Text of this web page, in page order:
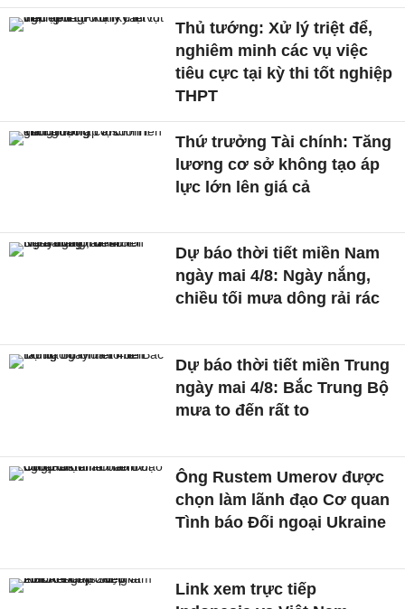
Thủ tướng: Xử lý triệt để,
nghiêm minh các vụ việc
tiêu cực tại kỳ thi tốt nghiệp
THPT
Thứ trưởng Tài chính: Tăng
lương cơ sở không tạo áp
lực lớn lên giá cả
Dự báo thời tiết miền Nam
ngày mai 4/8: Ngày nắng,
chiều tối mưa dông rải rác
Dự báo thời tiết miền Trung
ngày mai 4/8: Bắc Trung Bộ
mưa to đến rất to
Ông Rustem Umerov được
chọn làm lãnh đạo Cơ quan
Tình báo Đối ngoại Ukraine
Link xem trực tiếp